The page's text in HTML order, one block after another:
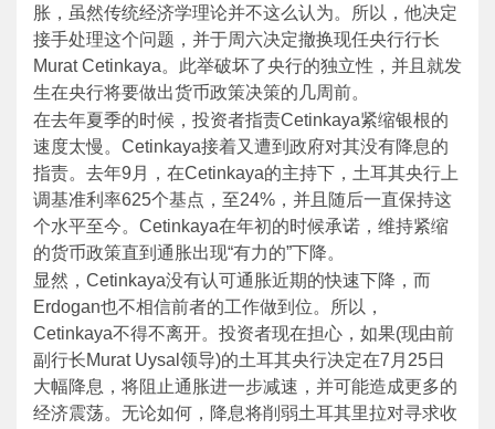
胀，虽然传统经济学理论并不这么认为。所以，他决定
接手处理这个问题，并于周六决定撤换现任央行行长
Murat Cetinkaya。此举破坏了央行的独立性，并且就发
生在央行将要做出货币政策决策的几周前。
在去年夏季的时候，投资者指责Cetinkaya紧缩银根的
速度太慢。Cetinkaya接着又遭到政府对其没有降息的
指责。去年9月，在Cetinkaya的主持下，土耳其央行上
调基准利率625个基点，至24%，并且随后一直保持这
个水平至今。Cetinkaya在年初的时候承诺，维持紧缩
的货币政策直到通胀出现“有力的”下降。
显然，Cetinkaya没有认可通胀近期的快速下降，而
Erdogan也不相信前者的工作做到位。所以，
Cetinkaya不得不离开。投资者现在担心，如果(现由前
副行长Murat Uysal领导)的土耳其央行决定在7月25日
大幅降息，将阻止通胀进一步减速，并可能造成更多的
经济震荡。无论如何，降息将削弱土耳其里拉对寻求收